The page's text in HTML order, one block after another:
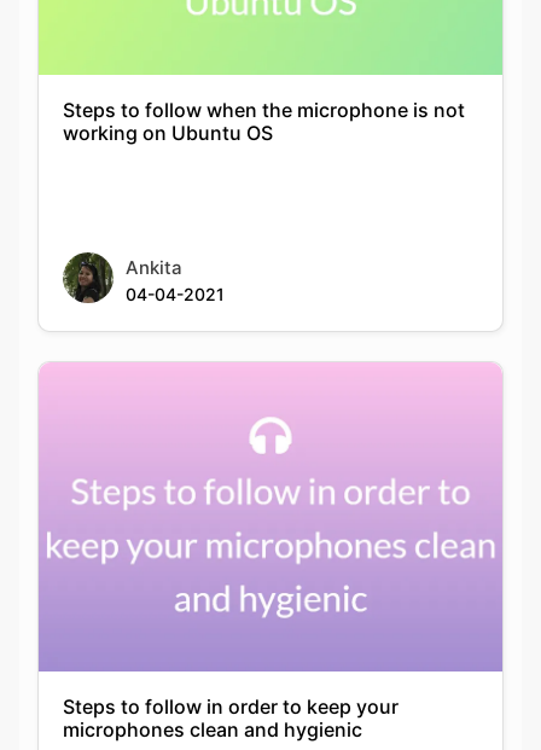
Steps to follow when the microphone is not
working on Ubuntu OS
Ankita
04-04-2021
Steps to follow in order to keep your
microphones clean and hygienic